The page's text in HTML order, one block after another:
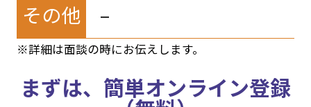
その他
–
※詳細は面談の時にお伝えします。
まずは、簡単オンライン登録